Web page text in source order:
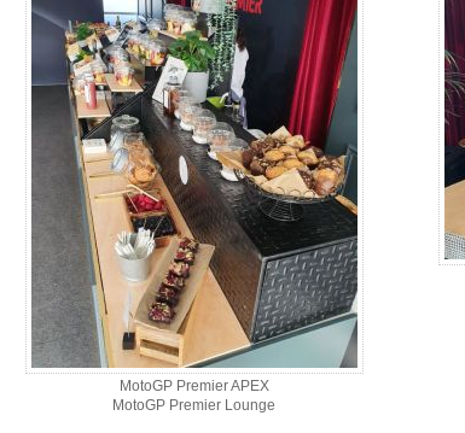
MotoGP Premier APEX
MotoGP Premier Lounge